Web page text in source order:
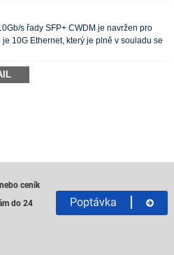
s řady SFP+ CWDM je navržen pro
10G Ethernet, který je plně v souladu se
ceník
do 24
Poptávka